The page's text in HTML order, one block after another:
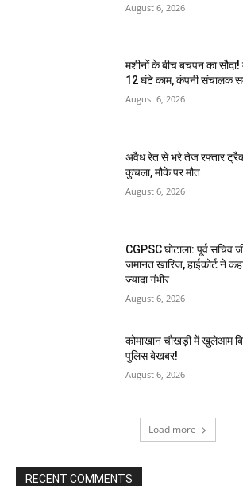
August 6, 2026
मशीनों के बीच बचपन का सौदा!
12 घंटे काम, कंपनी संचालक
August 6, 2026
अवैध रेत से भरे तेज रफ्तार
कुचला, मौके पर मौत
August 6, 2026
CGPSC घोटाला: पूर्व सचिव
जमानत खारिज, हाईकोर्ट ने
ज्यादा गंभीर
August 6, 2026
कोमाखान चौखड़ी में खुलेआम
पुलिस बेखबर!
August 6, 2026
Load more
RECENT COMMENTS